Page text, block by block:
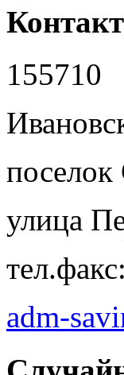
155710
улица
adm-